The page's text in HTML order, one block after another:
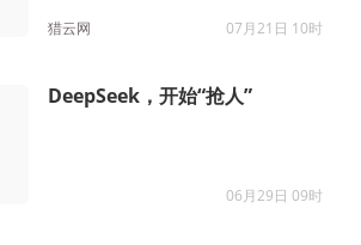
猎云网 07月21日 10时
DeepSeek，开始“抢人”
06月29日 09时